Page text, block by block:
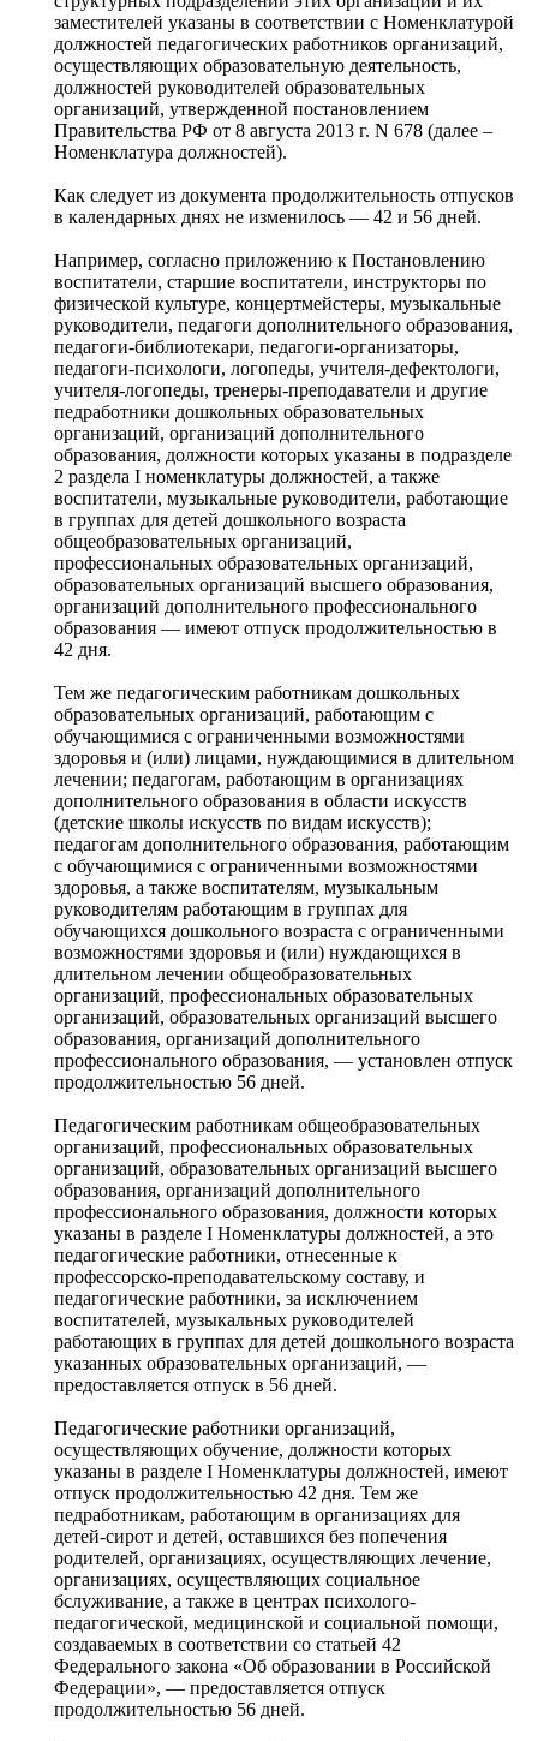
заместителей указаны в соответствии с Номенклатурой
должностей педагогических работников организаций,
осуществляющих образовательную деятельность,
должностей руководителей образовательных
организаций, утвержденной постановлением
Правительства РФ от 8 августа 2013 г. N 678 (далее –
Номенклатура должностей).
Как следует из документа продолжительность отпусков
в календарных днях не изменилось — 42 и 56 дней.
Например, согласно приложению к Постановлению
воспитатели, старшие воспитатели, инструкторы по
физической культуре, концертмейстеры, музыкальные
руководители, педагоги дополнительного образования,
педагоги-библиотекари, педагоги-организаторы,
педагоги-психологи, логопеды, учителя-дефектологи,
учителя-логопеды, тренеры-преподаватели и другие
педработники дошкольных образовательных
организаций, организаций дополнительного
образования, должности которых указаны в подразделе
2 раздела I номенклатуры должностей, а также
воспитатели, музыкальные руководители, работающие
в группах для детей дошкольного возраста
общеобразовательных организаций,
профессиональных образовательных организаций,
образовательных организаций высшего образования,
организаций дополнительного профессионального
образования — имеют отпуск продолжительностью в
42 дня.
Тем же педагогическим работникам дошкольных
образовательных организаций, работающим с
обучающимися с ограниченными возможностями
здоровья и (или) лицами, нуждающимися в длительном
лечении; педагогам, работающим в организациях
дополнительного образования в области искусств
(детские школы искусств по видам искусств);
педагогам дополнительного образования, работающим
с обучающимися с ограниченными возможностями
здоровья, а также воспитателям, музыкальным
руководителям работающим в группах для
обучающихся дошкольного возраста с ограниченными
возможностями здоровья и (или) нуждающихся в
длительном лечении общеобразовательных
организаций, профессиональных образовательных
организаций, образовательных организаций высшего
образования, организаций дополнительного
профессионального образования, — установлен отпуск
продолжительностью 56 дней.
Педагогическим работникам общеобразовательных
организаций, профессиональных образовательных
организаций, образовательных организаций высшего
образования, организаций дополнительного
профессионального образования, должности которых
указаны в разделе I Номенклатуры должностей, а это
педагогические работники, отнесенные к
профессорско-преподавательскому составу, и
педагогические работники, за исключением
воспитателей, музыкальных руководителей
работающих в группах для детей дошкольного возраста
указанных образовательных организаций, —
предоставляется отпуск в 56 дней.
Педагогические работники организаций,
осуществляющих обучение, должности которых
указаны в разделе I Номенклатуры должностей, имеют
отпуск продолжительностью 42 дня. Тем же
педработникам, работающим в организациях для
детей-сирот и детей, оставшихся без попечения
родителей, организациях, осуществляющих лечение,
организациях, осуществляющих социальное
бслуживание, а также в центрах психолого-
педагогической, медицинской и социальной помощи,
создаваемых в соответствии со статьей 42
Федерального закона «Об образовании в Российской
Федерации», — предоставляется отпуск
продолжительностью 56 дней.